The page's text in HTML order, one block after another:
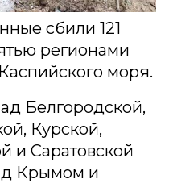
сбили 121
регионами
моря.
Белгородской,
Курской,
и Саратовской
Крымом и